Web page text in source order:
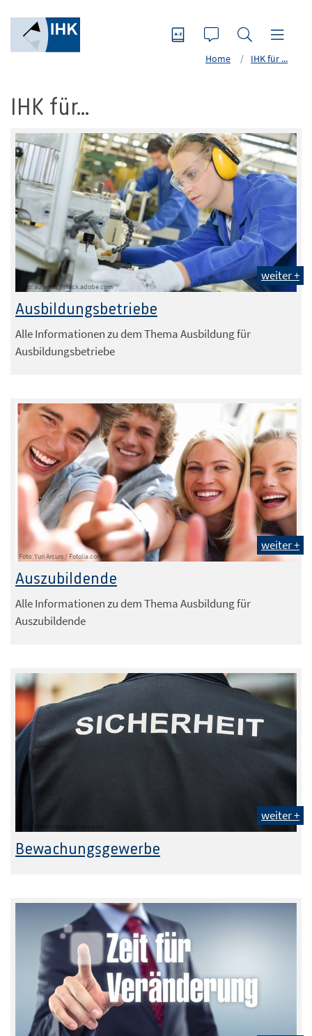
Home IHK für ...
IHK für...
Foto: auremar / stock.adobe.com
weiter +
Ausbildungsbetriebe
Alle Informationen zu dem Thema Ausbildung für
Ausbildungsbetriebe
Foto: Yuri Arcurs / Fotolia.com
weiter +
Auszubildende
Alle Informationen zu dem Thema Ausbildung für
Auszubildende
Foto: Frank - stock.adobe.com
weiter +
Bewachungsgewerbe